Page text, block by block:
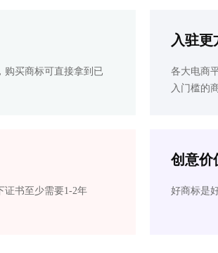
购买商标可直接拿到已
入驻更
各大电商
入门槛的
证书至少需要1-2年
创意价
好商标是